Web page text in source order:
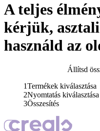
A teljes
kérjük,
használd az
Állítsd
1Termékek kiválasztása
2Nyomtatás kiválasztása
3Összesítés